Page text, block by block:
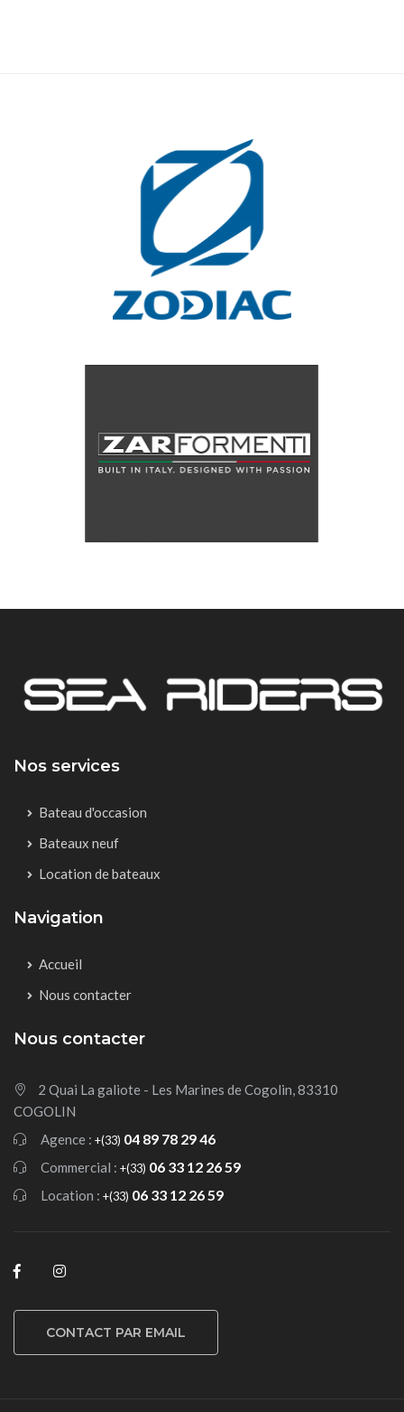
Nos services
Bateau d'occasion
Bateaux neuf
Location de bateaux
Navigation
Accueil
Nous contacter
Nous contacter
2 Quai La galiote - Les Marines de Cogolin, 83310
COGOLIN
Agence : +(33) 04 89 78 29 46
Commercial : +(33) 06 33 12 26 59
Location : +(33) 06 33 12 26 59
CONTACT PAR EMAIL